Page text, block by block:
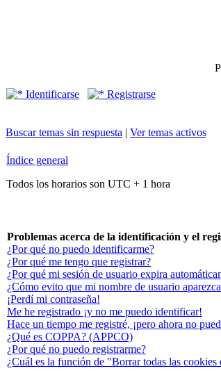
Identificarse
Registrarse
Buscar temas sin respuesta | Ver temas activos
Índice general
Todos los horarios son UTC + 1 hora
Problemas acerca de la identificación y el
¿Por qué no puedo identificarme?
¿Por qué me tengo que registrar?
¿Por qué mi sesión de usuario expira
¿Cómo evito que mi nombre de usuario
¡Perdí mi contraseña!
Me he registrado ¡y no me puedo identificar!
Hace un tiempo me registré, ¡pero ahora no
¿Qué es COPPA? (APPCO)
¿Por qué no puedo registrarme?
¿Cuál es la función de "Borrar todas las